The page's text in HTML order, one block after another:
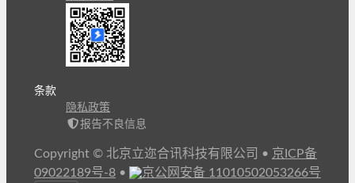
条款
隐私政策
报告不良信息
Copyright © 北京立迩合讯科技有限公司 • 京ICP备
09022189号-8 • 京公网安备 11010502053266号